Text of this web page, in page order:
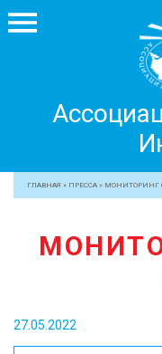
Индустрии
+7 499 755
ЧЛЕНЫ АВИ
ЖУРНАЛ
ГЛАВНАЯ » ПРЕССА » МОНИТОРИНГ
27.05.2022